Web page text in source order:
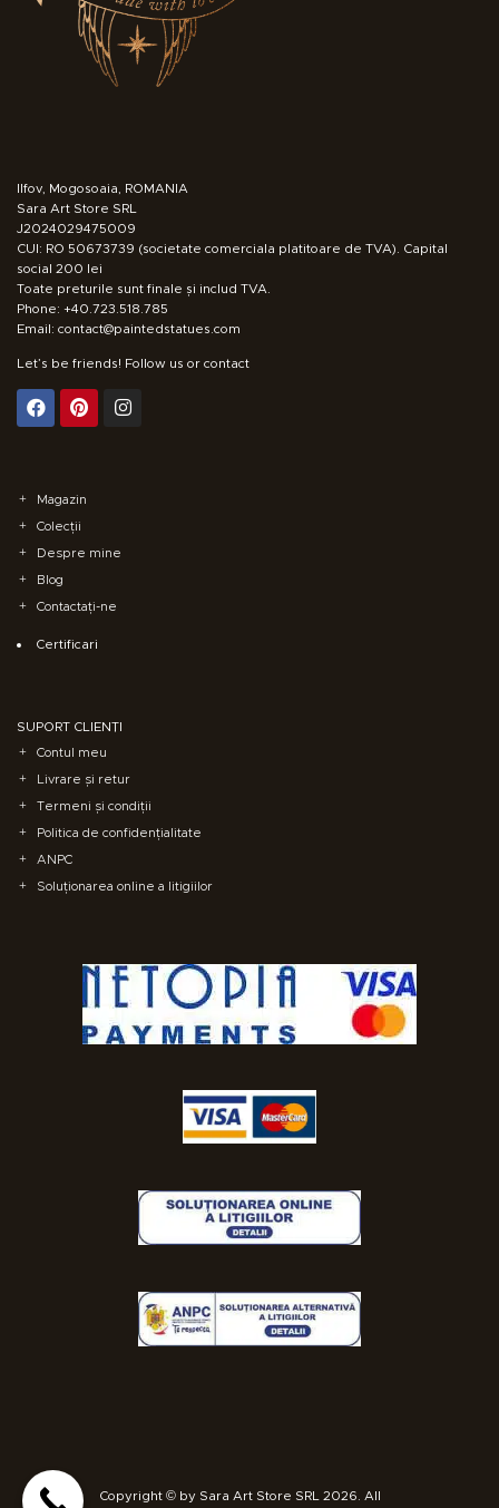
Ilfov, Mogosoaia, ROMANIA
Sara Art Store SRL
J2024029475009
CUI: RO 50673739 (societate comerciala platitoare de TVA). Capital
social 200 lei
Toate preturile sunt finale și includ TVA.
Phone: +40.723.518.785
Email: contact@paintedstatues.com
Let’s be friends! Follow us or contact
Magazin
Colecții
Despre mine
Blog
Contactați-ne
Certificari
SUPORT CLIENȚI
Contul meu
Livrare și retur
Termeni și condiții
Politica de confidențialitate
ANPC
Soluționarea online a litigiilor
Copyright © by Sara Art Store SRL 2026. All